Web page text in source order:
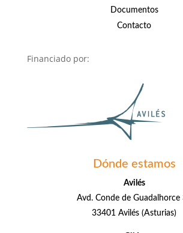
Documentos
Contacto
Financiado por:
Dónde estamos
Avilés
Avd. Conde de Guadalhorce
33401 Avilés (Asturias)